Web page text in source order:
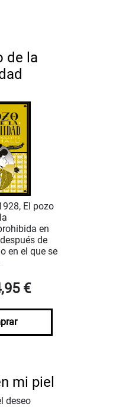
de la
El pozo
en
de
en el que se
€
mi piel
deseo